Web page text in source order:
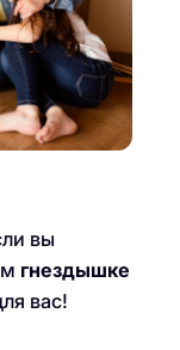
вы
гнездышке
вас!